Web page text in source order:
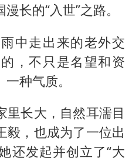
长的“入世”之路。
中走出来的老外交
，不只是名望和资
种气质。
里长大，自然耳濡目
毅，也成为了一位出
还发起并创立了“大